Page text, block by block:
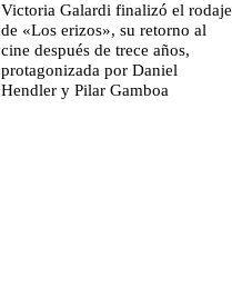
Victoria Galardi finalizó el rodaje
de «Los erizos», su retorno al
cine después de trece años,
protagonizada por Daniel
Hendler y Pilar Gamboa